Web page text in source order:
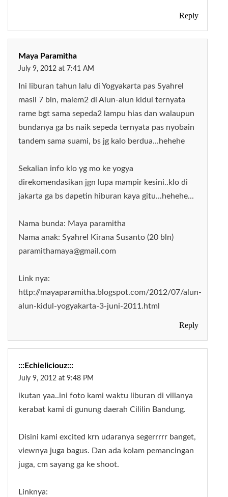
Reply
Maya Paramitha
July 9, 2012 at 7:41 AM
Ini liburan tahun lalu di Yogyakarta pas Syahrel
masil 7 bln, malem2 di Alun-alun kidul ternyata
rame bgt sama sepeda2 lampu hias dan walaupun
bundanya ga bs naik sepeda ternyata pas nyobain
tandem sama suami, bs jg kalo berdua...hehehe
Sekalian info klo yg mo ke yogya
direkomendasikan jgn lupa mampir kesini..klo di
jakarta ga bs dapetin hiburan kaya gitu...hehehe...
Nama bunda: Maya paramitha
Nama anak: Syahrel Kirana Susanto (20 bln)
paramithamaya@gmail.com
Link nya:
http://mayaparamitha.blogspot.com/2012/07/alun-
alun-kidul-yogyakarta-3-juni-2011.html
Reply
:::echieliciouz:::
July 9, 2012 at 9:48 PM
ikutan yaa..ini foto kami waktu liburan di villanya
kerabat kami di gunung daerah Cililin Bandung.
Disini kami excited krn udaranya segerrrrr banget,
viewnya juga bagus. Dan ada kolam pemancingan
juga, cm sayang ga ke shoot.
Linknya: